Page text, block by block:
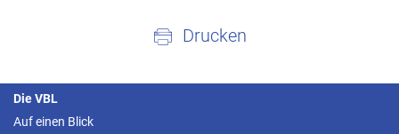
Drucken
Die VBL
Auf einen Blick